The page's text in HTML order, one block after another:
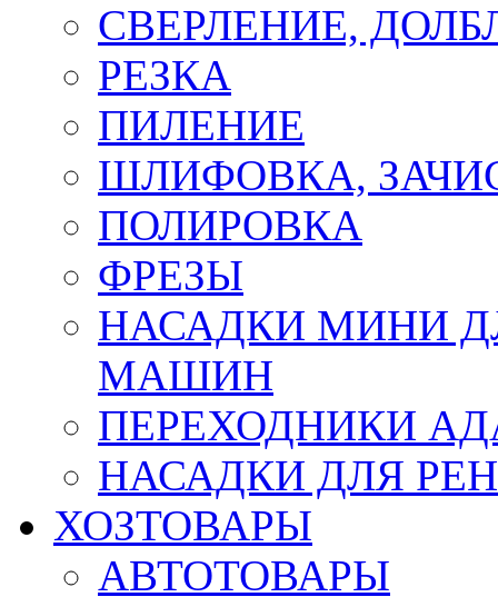
СВЕРЛЕНИЕ,
РЕЗКА
ПИЛЕНИЕ
ШЛИФОВКА,
ПОЛИРОВКА
ФРЕЗЫ
НАСАДКИ МИНИ
МАШИН
ПЕРЕХОДНИКИ
НАСАДКИ ДЛЯ
ХОЗТОВАРЫ
АВТОТОВАРЫ